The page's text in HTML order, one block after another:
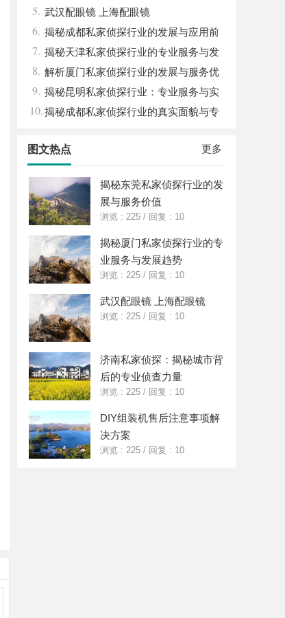
性与应用领域
5. 武汉配眼镜 上海配眼镜
6. 揭秘成都私家侦探行业的发展与应用前
景分析
7. 揭秘天津私家侦探行业的专业服务与发
展趋势
8. 解析厦门私家侦探行业的发展与服务优
势全面指南
9. 揭秘昆明私家侦探行业：专业服务与实
际案例分析
10.揭秘成都私家侦探行业的真实面貌与专
更多
图文热点
揭秘东莞私家侦探行业的发
展与服务价值
浏览 : 225 / 回复 : 10
揭秘厦门私家侦探行业的专
业服务与发展趋势
浏览 : 225 / 回复 : 10
武汉配眼镜 上海配眼镜
浏览 : 225 / 回复 : 10
济南私家侦探：揭秘城市背
后的专业侦查力量
浏览 : 225 / 回复 : 10
DIY组装机售后注意事项解
决方案
浏览 : 225 / 回复 : 10